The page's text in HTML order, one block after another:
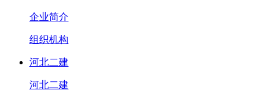
企业简介
组织机构
河北二建
河北二建